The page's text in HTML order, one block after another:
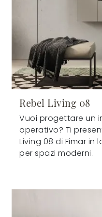
Rebel Living 08
Vuoi progettare un
operativo? Ti
Living 08 di Fimar
per spazi moderni.